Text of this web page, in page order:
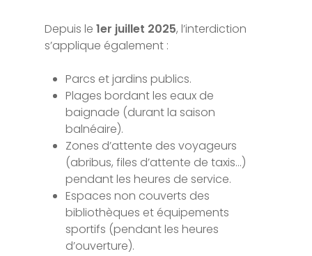
Depuis le 1er juillet 2025, l’interdiction
s’applique également :
Parcs et jardins publics.
Plages bordant les eaux de
baignade (durant la saison
balnéaire).
Zones d’attente des voyageurs
(abribus, files d’attente de taxis…)
pendant les heures de service.
Espaces non couverts des
bibliothèques et équipements
sportifs (pendant les heures
d’ouverture).